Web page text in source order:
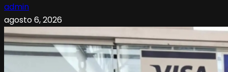
admin
agosto 6, 2026